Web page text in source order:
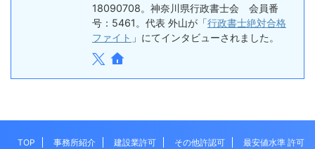
18090708。神奈川県行政書士会 会員番
号：5461。代表 外山が「行政書士絶対合格
ファイト 」にてインタビューされました。
TOP 事務所紹介 建設業許可 その他許認可
最安値水準 許可